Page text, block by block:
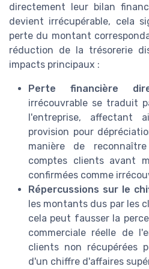
directement leur bilan
devient irrécupérable, cela
perte du montant
réduction de la trésorerie
impacts principaux :
Perte financière
irrécouvrable se traduit
l'entreprise, affectant
provision pour
manière de
comptes clients avant
confirmées comme
Répercussions sur le
les montants dus par les
cela peut fausser la
commerciale réelle de
clients non récupérées
d'un chiffre d'affaires